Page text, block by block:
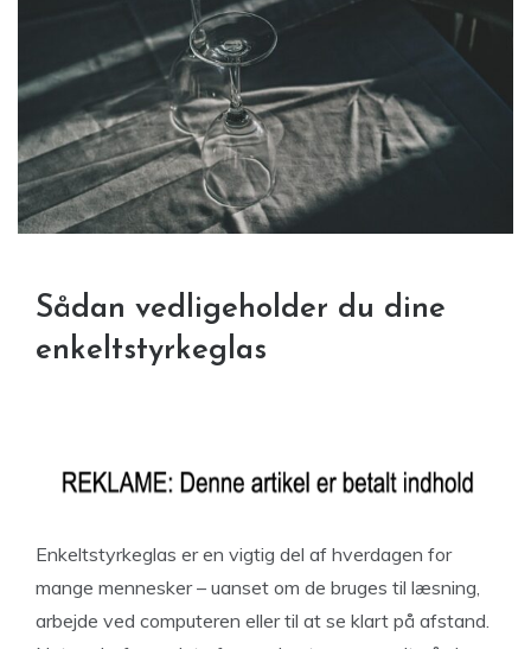
Sådan vedligeholder du dine
enkeltstyrkeglas
Enkeltstyrkeglas er en vigtig del af hverdagen for
mange mennesker – uanset om de bruges til læsning,
arbejde ved computeren eller til at se klart på afstand.